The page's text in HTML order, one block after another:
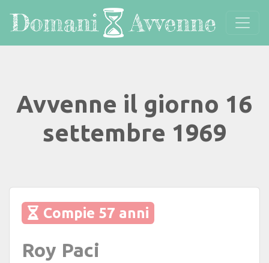
Avvenne il giorno 16
settembre 1969
Compie 57 anni
Roy Paci